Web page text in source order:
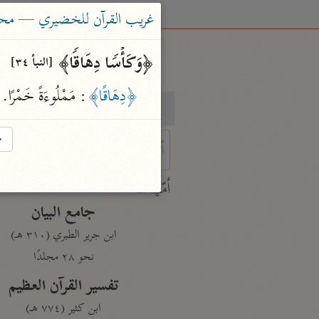
بحث تفسير
characters for results.
أمّهات
جامع البيان
ابن جرير الطبري (٣١٠ هـ)
نحو ٢٨ مجلدًا
تفسير القرآن العظيم
ابن كثير (٧٧٤ هـ)
غريب القرآن للخضيري —
﴿وَكَأۡسࣰا دِهَاقࣰا﴾ [النبأ ٣٤]
﴿دِهَاقًا﴾: مَمْلُوءَةً خَمْرًا.